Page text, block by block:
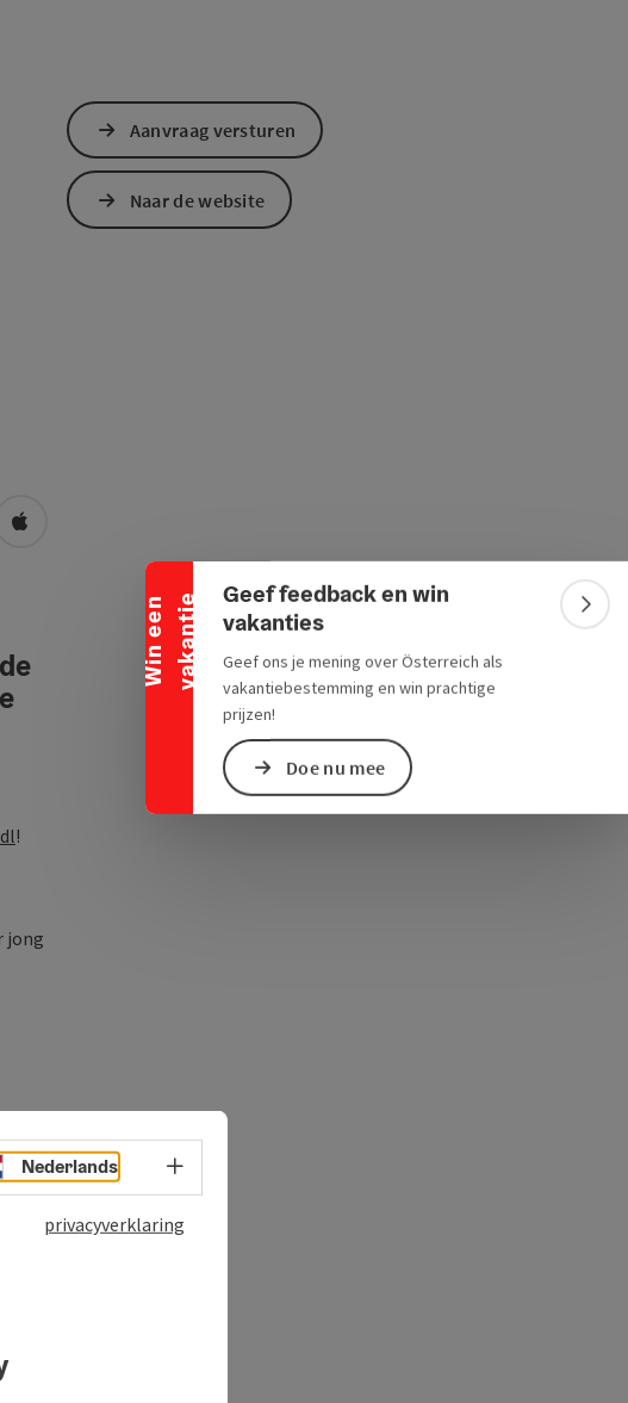
W
i
n
e
e
n
v
a
k
a
n
t
ie
Banner inklappen
Geef feedback en win
vakanties
Geef ons je mening over Österreich als
vakantiebestemming en win prachtige
prijzen!
Doe nu mee
in Google Maps
Openen in Apple Maps
!
jong
Aanvraag versturen
Naar de website
Nederlands Taalkeuze - menu openen
privacyverklaring